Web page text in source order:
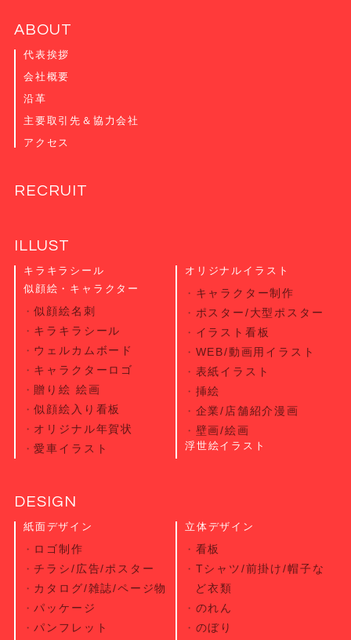
ABOUT
代表挨拶
会社概要
沿革
主要取引先＆協力会社
アクセス
RECRUIT
ILLUST
キラキラシール
似顔絵・キャラクター
似顔絵名刺
キラキラシール
ウェルカムボード
キャラクターロゴ
贈り絵 絵画
似顔絵入り看板
オリジナル年賀状
愛車イラスト
オリジナルイラスト
キャラクター制作
ポスター/大型ポスター
イラスト看板
WEB/動画用イラスト
表紙イラスト
挿絵
企業/店舗紹介漫画
壁画/絵画
浮世絵イラスト
DESIGN
紙面デザイン
ロゴ制作
チラシ/広告/ポスター
カタログ/雑誌/ページ物
パッケージ
パンフレット
立体デザイン
看板
Tシャツ/前掛け/帽子な
ど衣類
のれん
のぼり